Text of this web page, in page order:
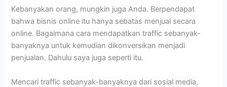
Kebanyakan orang, mungkin juga Anda. Berpendapat
bahwa bisnis online itu hanya sebatas menjual secara
online. Bagaimana cara mendapatkan traffic sebanyak-
banyaknya untuk kemudian dikonversikan menjadi
penjualan. Dahulu saya juga seperti itu.
Mencari traffic sebanyak-banyaknya dari sosial media,